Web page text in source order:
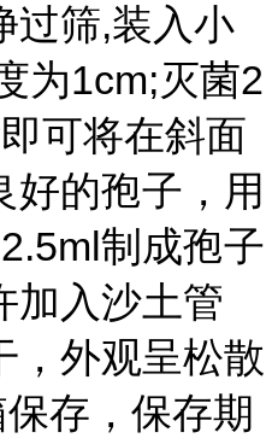
过筛,装入小
为1cm;灭菌2
可将在斜面
好的孢子，用
制成孢子
加入沙土管
，外观呈松散
存，保存期